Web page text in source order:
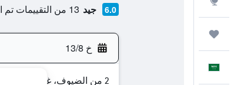
6.0 جيد 13 من التقييمات تم التحقق منها
خ 13/8
2 من الضيوف، غرفة واحدة